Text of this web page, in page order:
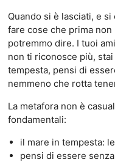
Quando si è lasciati, e
fare cose che prima non
potremmo dire. I tuoi
non ti riconosce più,
tempesta, pensi di
nemmeno che rotta
La metafora non è
fondamentali:
il mare in tempesta: le
pensi di essere